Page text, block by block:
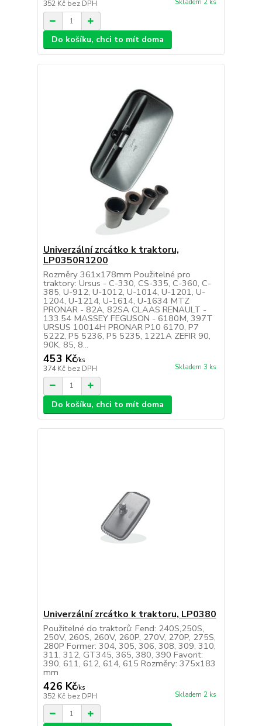
352 Kč bez DPH Skladem 2 ks
Do košíku, chci to mít doma
Univerzální zrcátko k traktoru,
LP0350R1200
Rozměry 361x178mm Použitelné pro
traktory: Ursus - C-330, CS-335, C-360, C-
385, U-912, U-1012, U-1014, U-1201, U-
1204, U-1214, U-1614, U-1634 MTZ
PRONAR - 82A, 82SA CLAAS RENAULT -
133.54 MASSEY FEGUSON - 6180M, 397T
URSUS 10014H PRONAR P10 6170, P7
5222, P5 5236, P5 5235, 1221A ZEFIR 90,
90K, 85, 8...
453 Kč/ks
374 Kč bez DPH Skladem 3 ks
Do košíku, chci to mít doma
Univerzální zrcátko k traktoru, LP0380
Použitelné do traktorů: Fend: 240S,250S,
250V, 260S, 260V, 260P, 270V, 270P, 275S,
280P Former: 304, 305, 306, 308, 309, 310,
311, 312, GT345, 365, 380, 390 Favorit:
390, 611, 612, 614, 615 Rozměry: 375x183
mm
426 Kč/ks
352 Kč bez DPH Skladem 2 ks